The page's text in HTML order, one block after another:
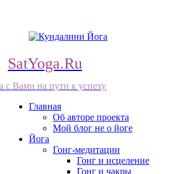
SatYoga.Ru
с Вами на пути к успеху
Главная
Об авторе проекта
Мой блог не о йоге
Йога
Гонг-медитации
Гонг и исцеление
Гонг и чакры